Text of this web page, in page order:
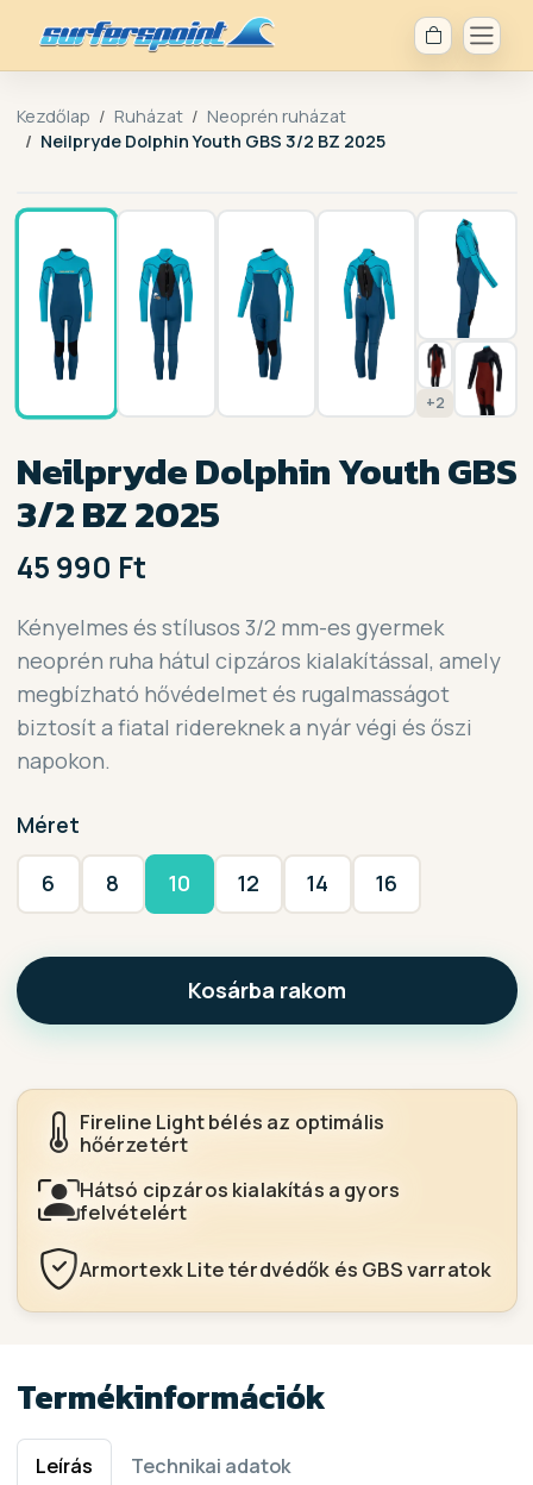
Kezdőlap Ruházat
Neoprén ruházat
Neilpryde Dolphin Youth GBS 3/2 BZ 2025
+2
Neilpryde Dolphin Youth GBS
3/2 BZ 2025
45 990 Ft
Kényelmes és stílusos 3/2 mm-es gyermek
neoprén ruha hátul cipzáros kialakítással, amely
megbízható hővédelmet és rugalmasságot
biztosít a fiatal ridereknek a nyár végi és őszi
napokon.
Méret
6 8 10 12 14 16
Kosárba rakom
Fireline Light bélés az optimális
hőérzetért
Hátsó cipzáros kialakítás a gyors
felvételért
Armortexk Lite térdvédők és GBS varratok
Termékinformációk
Leírás Technikai adatok